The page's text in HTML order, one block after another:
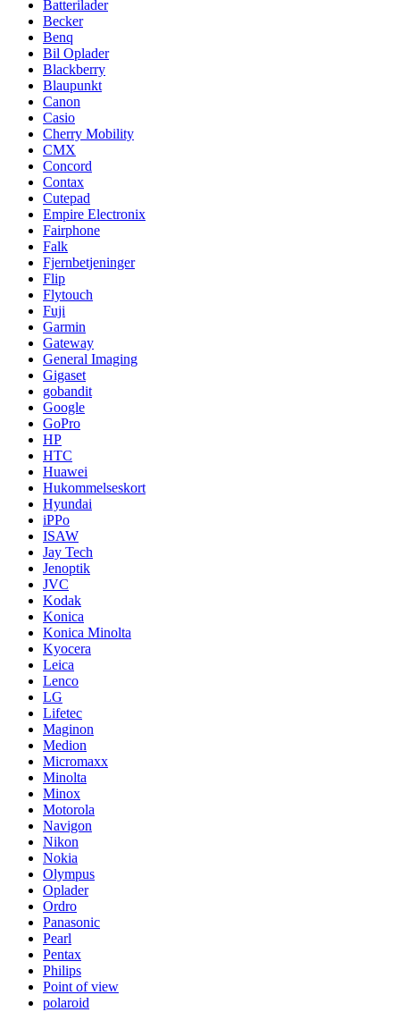
Batterilader
Becker
Benq
Bil Oplader
Blackberry
Blaupunkt
Canon
Casio
Cherry Mobility
CMX
Concord
Contax
Cutepad
Empire Electronix
Fairphone
Falk
Fjernbetjeninger
Flip
Flytouch
Fuji
Garmin
Gateway
General Imaging
Gigaset
gobandit
Google
GoPro
HP
HTC
Huawei
Hukommelseskort
Hyundai
iPPo
ISAW
Jay Tech
Jenoptik
JVC
Kodak
Konica
Konica Minolta
Kyocera
Leica
Lenco
LG
Lifetec
Maginon
Medion
Micromaxx
Minolta
Minox
Motorola
Navigon
Nikon
Nokia
Olympus
Oplader
Ordro
Panasonic
Pearl
Pentax
Philips
Point of view
polaroid